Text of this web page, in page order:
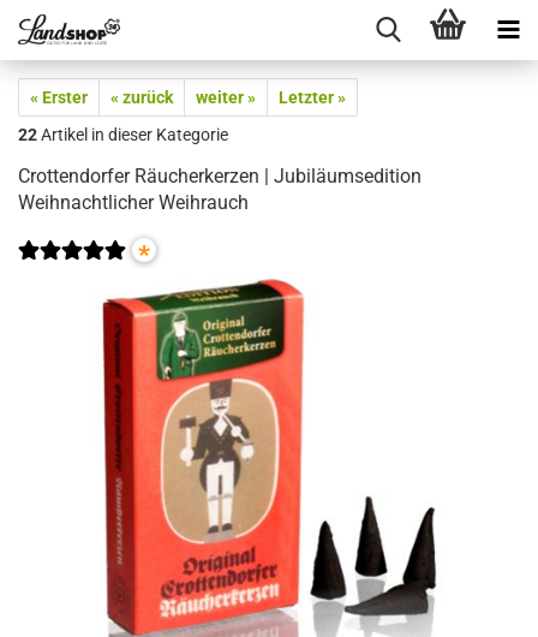
« Erster « zurück weiter »
Letzter »
22Artikel in dieser Kategorie
Crottendorfer Räucherkerzen | Jubiläumsedition
Weihnachtlicher Weihrauch
*